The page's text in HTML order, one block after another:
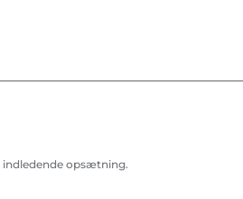
indledende opsætning.